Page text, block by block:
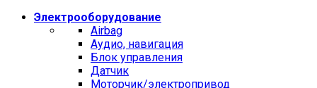
Электрооборудование
Airbag
Аудио, навигация
Блок управления
Датчик
Моторчик/электропривод